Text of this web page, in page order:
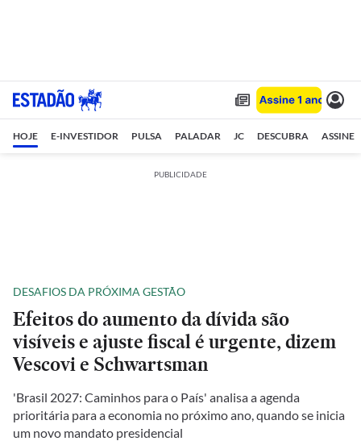
HOJE E-INVESTIDOR PULSA PALADAR JC DESCUBRA ASSINE
PUBLICIDADE
DESAFIOS DA PRÓXIMA GESTÃO
Efeitos do aumento da dívida são
visíveis e ajuste fiscal é urgente, dizem
Vescovi e Schwartsman
'Brasil 2027: Caminhos para o País' analisa a agenda
prioritária para a economia no próximo ano, quando se inicia
um novo mandato presidencial